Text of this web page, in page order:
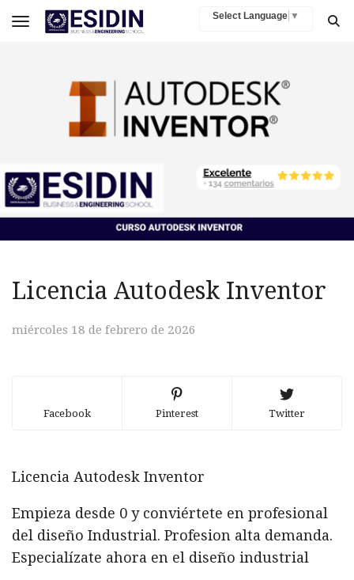
Select Language ▼
Toggle navigation
Licencia Autodesk Inventor
miércoles 18 de febrero de 2026
Facebook Pinterest Twitter
Licencia Autodesk Inventor
Empieza desde 0 y conviértete en profesional
del diseño Industrial. Profesion alta demanda.
Especialízate ahora en el diseño industrial